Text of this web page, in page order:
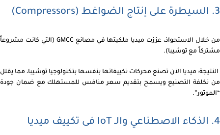
3. السيطرة على إنتاج الضواغط (Compressors)
من خلال الاستحواذ، عززت ميديا ملكيتها في مصانع GMCC (التي كانت مشروعاً
مشتركاً مع توشيبا).
النتيجة: ميديا الآن تصنع محركات تكييفاتها بنفسها بتكنولوجيا توشيبا، مما يقلل
من تكلفة التصنيع ويسمح بتقديم سعر منافس للمستهلك مع ضمان جودة
“الموتور”.
4. الذكاء الاصطناعي والـ IoT فى تكييف ميديا